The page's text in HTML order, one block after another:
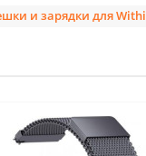
и зарядки для